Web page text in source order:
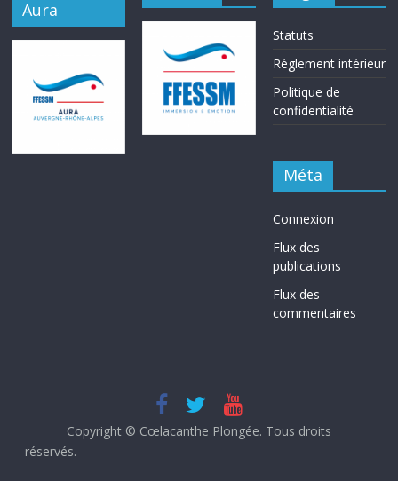
Aura
Statuts
Réglement intérieur
Politique de
confidentialité
Méta
Connexion
Flux des
publications
Flux des
commentaires